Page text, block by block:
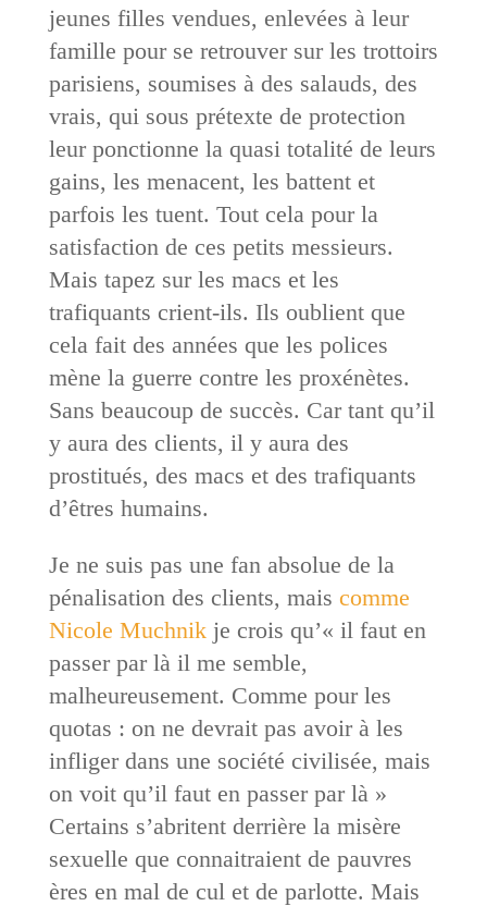
jeunes filles vendues, enlevées à leur
famille pour se retrouver sur les trottoirs
parisiens, soumises à des salauds, des
vrais, qui sous prétexte de protection
leur ponctionne la quasi totalité de leurs
gains, les menacent, les battent et
parfois les tuent. Tout cela pour la
satisfaction de ces petits messieurs.
Mais tapez sur les macs et les
trafiquants crient-ils. Ils oublient que
cela fait des années que les polices
mène la guerre contre les proxénètes.
Sans beaucoup de succès. Car tant qu’il
y aura des clients, il y aura des
prostitués, des macs et des trafiquants
d’êtres humains.
Je ne suis pas une fan absolue de la
pénalisation des clients, mais comme
Nicole Muchnikje crois qu’« il faut en
passer par là il me semble,
malheureusement. Comme pour les
quotas : on ne devrait pas avoir à les
infliger dans une société civilisée, mais
on voit qu’il faut en passer par là »
Certains s’abritent derrière la misère
sexuelle que connaitraient de pauvres
ères en mal de cul et de parlotte. Mais